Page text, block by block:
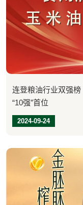
连登粮油行业双强
“10强”首位
2024-09-24